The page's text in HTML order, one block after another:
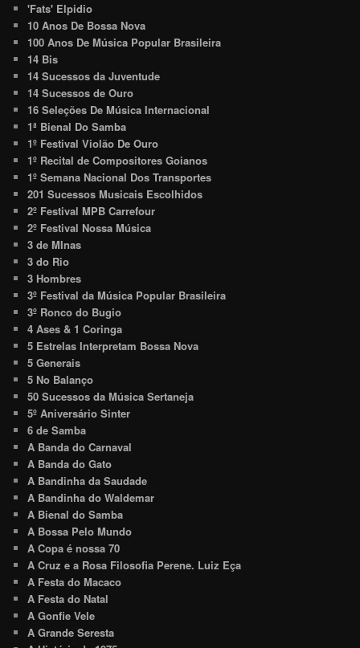
'Fats' Elpidio
10 Anos De Bossa Nova
100 Anos De Música Popular Brasileira
14 Bis
14 Sucessos da Juventude
14 Sucessos de Ouro
16 Seleções De Música Internacional
1ª Bienal Do Samba
1º Festival Violão De Ouro
1º Recital de Compositores Goianos
1º Semana Nacional Dos Transportes
201 Sucessos Musicais Escolhidos
2º Festival MPB Carrefour
2º Festival Nossa Música
3 de MInas
3 do Rio
3 Hombres
3º Festival da Música Popular Brasileira
3º Ronco do Bugio
4 Ases & 1 Coringa
5 Estrelas Interpretam Bossa Nova
5 Generais
5 No Balanço
50 Sucessos da Música Sertaneja
5º Aniversário Sinter
6 de Samba
A Banda do Carnaval
A Banda do Gato
A Bandinha da Saudade
A Bandinha do Waldemar
A Bienal do Samba
A Bossa Pelo Mundo
A Copa é nossa 70
A Cruz e a Rosa Filosofia Perene. Luiz Eça
A Festa do Macaco
A Festa do Natal
A Gonfie Vele
A Grande Seresta